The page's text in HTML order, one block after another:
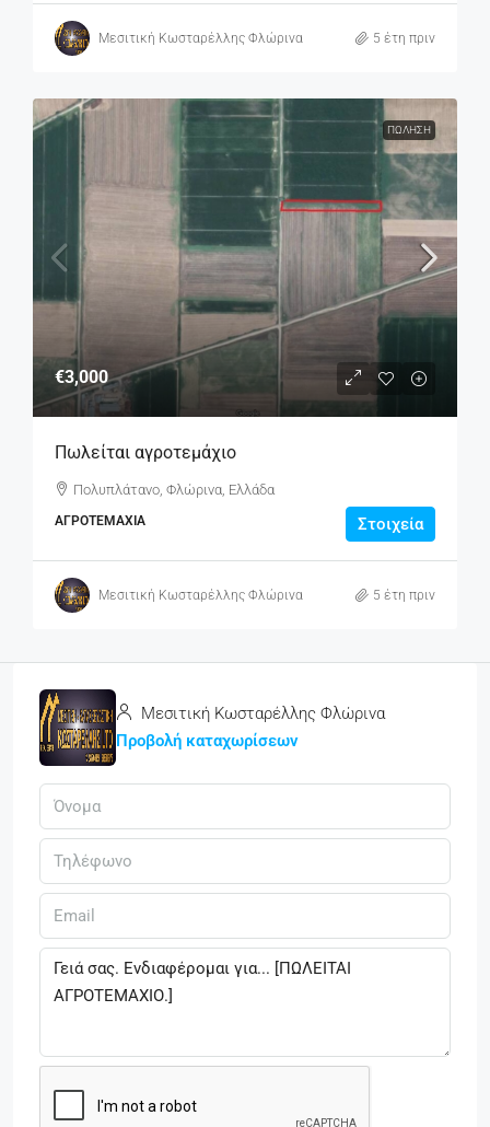
Μεσιτική Κωσταρέλλης Φλώρινα 5 έτη πριν
ΠΏΛΗΣΗ
€3,000
Πωλείται αγροτεμάχιο
Πολυπλάτανο, Φλώρινα, Ελλάδα
ΑΓΡΟΤΕΜΆΧΙΑ Στοιχεία
Μεσιτική Κωσταρέλλης Φλώρινα 5 έτη πριν
Μεσιτική Κωσταρέλλης Φλώρινα
Προβολή καταχωρίσεων